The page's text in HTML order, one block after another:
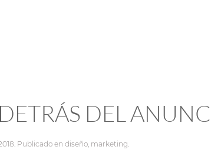
DEL
. Publicado en diseño, marketing.